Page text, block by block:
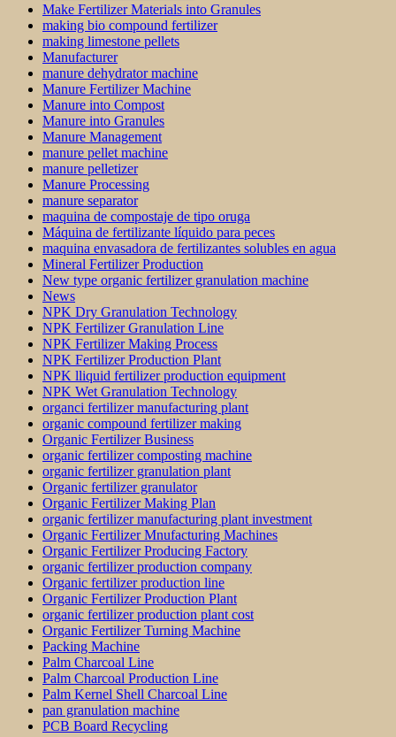
Make Fertilizer Materials into Granules
making bio compound fertilizer
making limestone pellets
Manufacturer
manure dehydrator machine
Manure Fertilizer Machine
Manure into Compost
Manure into Granules
Manure Management
manure pellet machine
manure pelletizer
Manure Processing
manure separator
maquina de compostaje de tipo oruga
Máquina de fertilizante líquido para peces
maquina envasadora de fertilizantes solubles en agua
Mineral Fertilizer Production
New type organic fertilizer granulation machine
News
NPK Dry Granulation Technology
NPK Fertilizer Granulation Line
NPK Fertilizer Making Process
NPK Fertilizer Production Plant
NPK lliquid fertilizer production equipment
NPK Wet Granulation Technology
organci fertilizer manufacturing plant
organic compound fertilizer making
Organic Fertilizer Business
organic fertilizer composting machine
organic fertilizer granulation plant
Organic fertilizer granulator
Organic Fertilizer Making Plan
organic fertilizer manufacturing plant investment
Organic Fertilizer Mnufacturing Machines
Organic Fertilizer Producing Factory
organic fertilizer production company
Organic fertilizer production line
Organic Fertilizer Production Plant
organic fertilizer production plant cost
Organic Fertilizer Turning Machine
Packing Machine
Palm Charcoal Line
Palm Charcoal Production Line
Palm Kernel Shell Charcoal Line
pan granulation machine
PCB Board Recycling